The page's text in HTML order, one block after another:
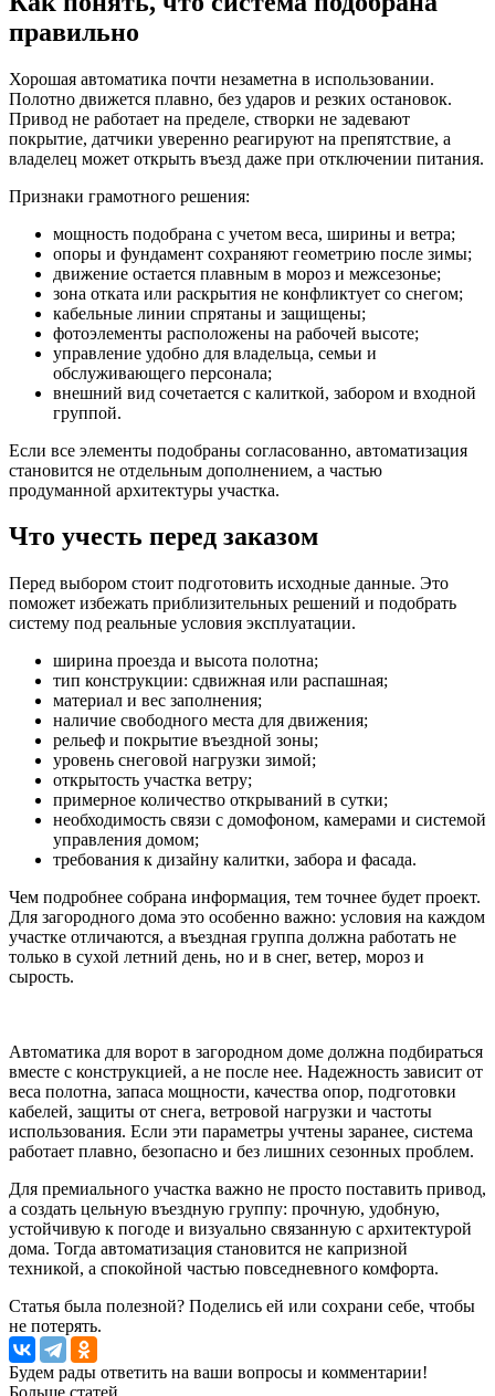
правильно
Хорошая автоматика почти незаметна в использовании.
Полотно движется плавно, без ударов и резких остановок.
Привод не работает на пределе, створки не задевают
покрытие, датчики уверенно реагируют на препятствие, а
владелец может открыть въезд даже при отключении питания.
Признаки грамотного решения:
мощность подобрана с учетом веса, ширины и ветра;
опоры и фундамент сохраняют геометрию после зимы;
движение остается плавным в мороз и межсезонье;
зона отката или раскрытия не конфликтует со снегом;
кабельные линии спрятаны и защищены;
фотоэлементы расположены на рабочей высоте;
управление удобно для владельца, семьи и
обслуживающего персонала;
внешний вид сочетается с калиткой, забором и входной
группой.
Если все элементы подобраны согласованно, автоматизация
становится не отдельным дополнением, а частью
продуманной архитектуры участка.
Что учесть перед заказом
Перед выбором стоит подготовить исходные данные. Это
поможет избежать приблизительных решений и подобрать
систему под реальные условия эксплуатации.
ширина проезда и высота полотна;
тип конструкции: сдвижная или распашная;
материал и вес заполнения;
наличие свободного места для движения;
рельеф и покрытие въездной зоны;
уровень снеговой нагрузки зимой;
открытость участка ветру;
примерное количество открываний в сутки;
необходимость связи с домофоном, камерами и системой
управления домом;
требования к дизайну калитки, забора и фасада.
Чем подробнее собрана информация, тем точнее будет проект.
Для загородного дома это особенно важно: условия на каждом
участке отличаются, а въездная группа должна работать не
только в сухой летний день, но и в снег, ветер, мороз и
сырость.
Автоматика для ворот в загородном доме должна подбираться
вместе с конструкцией, а не после нее. Надежность зависит от
веса полотна, запаса мощности, качества опор, подготовки
кабелей, защиты от снега, ветровой нагрузки и частоты
использования. Если эти параметры учтены заранее, система
работает плавно, безопасно и без лишних сезонных проблем.
Для премиального участка важно не просто поставить привод,
а создать цельную въездную группу: прочную, удобную,
устойчивую к погоде и визуально связанную с архитектурой
дома. Тогда автоматизация становится не капризной
техникой, а спокойной частью повседневного комфорта.
Статья была полезной? Поделись ей или сохрани себе, чтобы
не потерять.
Будем рады ответить на ваши вопросы и комментарии!